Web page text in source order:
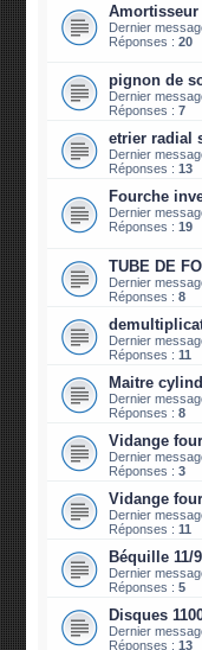
Dernier
Réponses :20
pignon de
Dernier
Réponses :7
etrier radial
Dernier
Réponses :13
Fourche
Dernier
Réponses :19
TUBE DE
Dernier
Réponses :8
Dernier
Réponses :11
Maitre
Dernier
Réponses :8
Vidange
Dernier
Réponses :3
Vidange
Dernier
Réponses :11
Béquille 11/
Dernier
Réponses :5
Disques
Dernier
Réponses :13